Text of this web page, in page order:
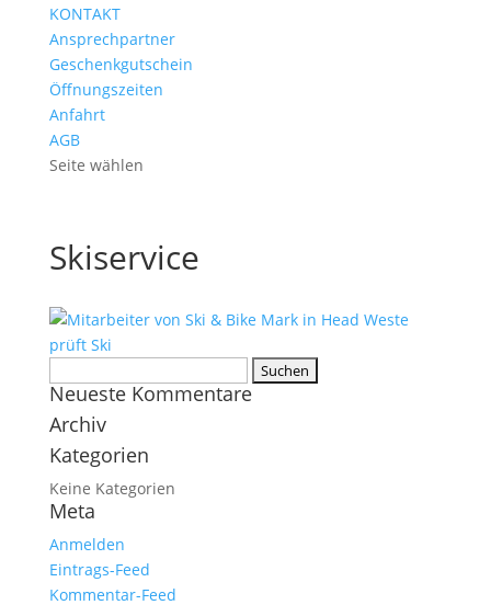
KONTAKT
Ansprechpartner
Geschenkgutschein
Öffnungszeiten
Anfahrt
AGB
Seite wählen
Skiservice
nach:
Neueste Kommentare
Archiv
Kategorien
Keine Kategorien
Meta
Anmelden
Eintrags-Feed
Kommentar-Feed